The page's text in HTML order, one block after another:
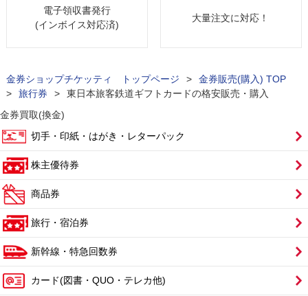
電子領収書発行
(インボイス対応済)
大量注文に対応！
金券ショップチケッティ トップページ >
金券販売(購入) TOP
>
旅行券 >
東日本旅客鉄道ギフトカードの格安販売・購入
金券買取(換金)
切手・印紙・はがき・レターパック
株主優待券
商品券
旅行・宿泊券
新幹線・特急回数券
カード(図書・QUO・テレカ他)